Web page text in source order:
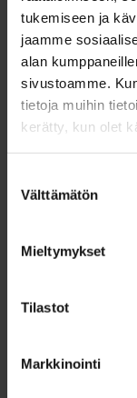
tukemiseen ja
jaamme
alan
sivustoamme.
tietoja muihin
kerätty, kun olet
valinta
Välttämätön
Mieltymykset
Tilastot
Markkinointi
lokakuu
elokuu
helmikuu